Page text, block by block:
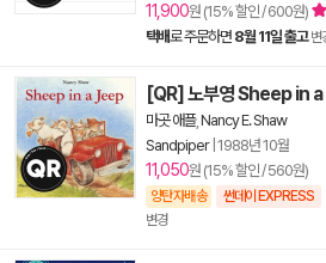
11,900원 (15% 할인 / 600원)
택배로 주문하면 8월 11일 출고 변
[QR] 노부영 Sheep in
마곳 애플, Nancy E. Shaw
Sandpiper| 1988년 10월
11,050원 (15% 할인 / 560원)
양탄자배송 썬데이 EXPRESS
변경